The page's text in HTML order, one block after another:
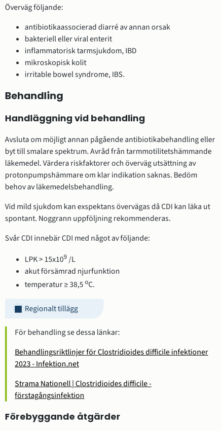
Överväg följande:
antibiotikaassocierad diarré av annan orsak
bakteriell eller viral enterit
inflammatorisk tarmsjukdom, IBD
mikroskopisk kolit
irritable bowel syndrome, IBS.
Behandling
Handläggning vid behandling
Avsluta om möjligt annan pågående antibiotikabehandling eller
byt till smalare spektrum. Avråd från tarmmotilitetshämmande
läkemedel. Värdera riskfaktorer och överväg utsättning av
protonpumpshämmare om klar indikation saknas. Bedöm
behov av läkemedelsbehandling.
Vid mild sjukdom kan exspektans övervägas då CDI kan läka ut
spontant. Noggrann uppföljning rekommenderas.
Svår CDI innebär CDI med något av följande:
LPK > 15x109 /L
akut försämrad njurfunktion
temperatur ≥ 38,5oC.
Regionalt tillägg
För behandling se dessa länkar:
Behandlingsriktlinjer för Clostridioides difficile infektioner
2023 - Infektion.net
Strama Nationell | Clostridioides difficile -
förstagångsinfektion
Förebyggande åtgärder